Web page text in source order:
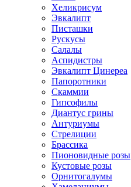
Хеликрисум
Эвкалипт
Писташки
Рускусы
Салалы
Аспидистры
Эвкалипт Цинереа
Папоротники
Скаммии
Гипсофилы
Диантус грины
Антуриумы
Стрелиции
Брассика
Пионовидные розы
Кустовые розы
Орнитогалумы